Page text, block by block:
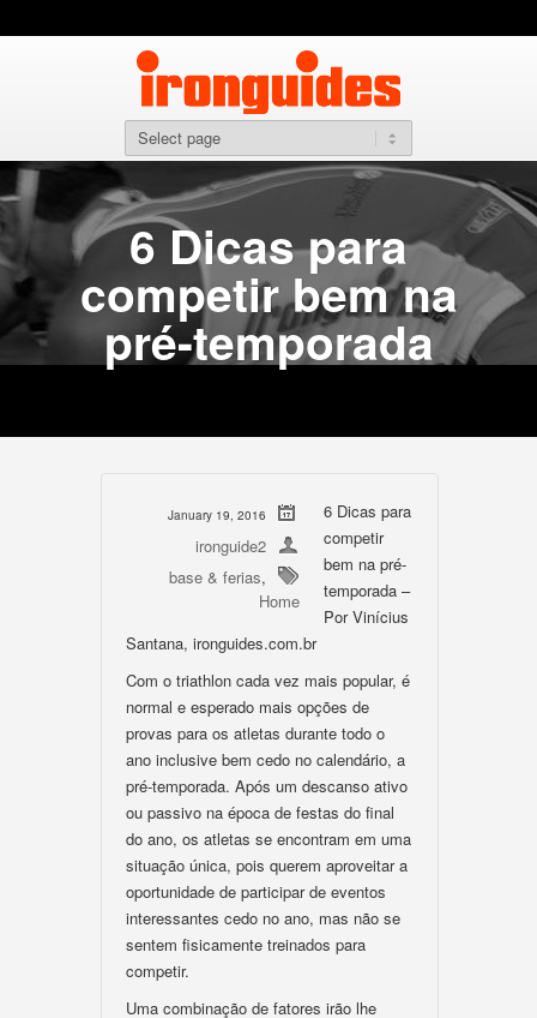
6 Dicas para
competir bem na
pré-temporada
January 19, 2016
ironguide2
base & ferias,
Home
6 Dicas para
competir
bem na pré-
temporada –
Por Vinícius
Santana, ironguides.com.br
Com o triathlon cada vez mais popular, é
normal e esperado mais opções de
provas para os atletas durante todo o
ano inclusive bem cedo no calendário, a
pré-temporada. Após um descanso ativo
ou passivo na época de festas do final
do ano, os atletas se encontram em uma
situação única, pois querem aproveitar a
oportunidade de participar de eventos
interessantes cedo no ano, mas não se
sentem fisicamente treinados para
competir.
Uma combinação de fatores irão lhe